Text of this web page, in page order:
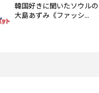
韓国好きに聞いたソウル
大島あずみ《ファッシ...